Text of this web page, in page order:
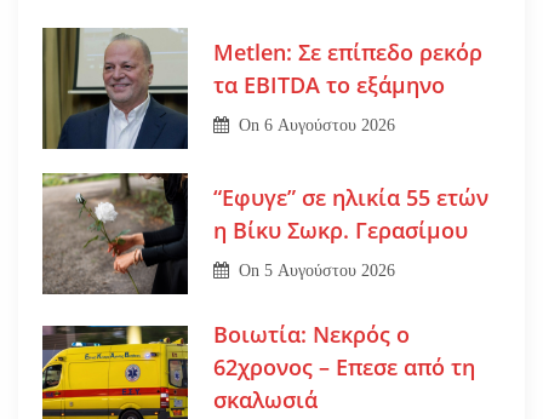
Metlen: Σε επίπεδο ρεκόρ
τα EBITDA το εξάμηνο
On6 Αυγούστου 2026
“Εφυγε” σε ηλικία 55 ετών
η Βίκυ Σωκρ. Γερασίμου
On5 Αυγούστου 2026
Βοιωτία: Νεκρός ο
62χρονος – Επεσε από τη
σκαλωσιά